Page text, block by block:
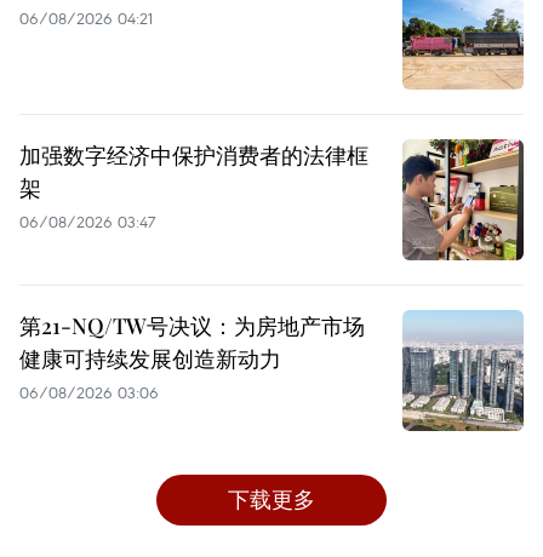
06/08/2026 04:21
加强数字经济中保护消费者的法律框
架
06/08/2026 03:47
第21-NQ/TW号决议：为房地产市场
健康可持续发展创造新动力
06/08/2026 03:06
下载更多